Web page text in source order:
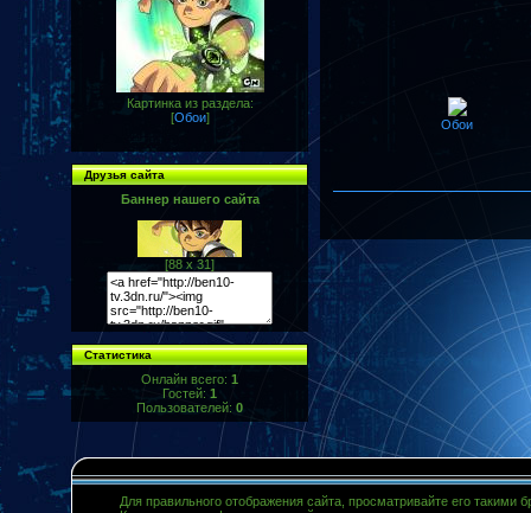
Картинка из раздела:
[Обои]
Друзья сайта
Баннер нашего сайта
[88 x 31]
Статистика
Онлайн всего: 1
Гостей: 1
Пользователей: 0
Обои
Для правильного отображения сайта, просматривайте его такими